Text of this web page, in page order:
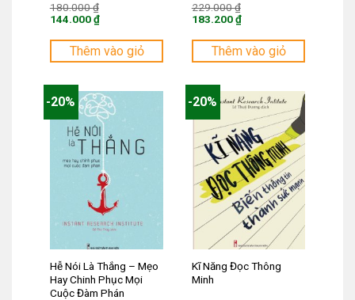
180.000₫
180.000 ₫.
144.000₫
hiện
là:
Thêm vào giỏ
229.000₫
229.000 ₫.
183.200₫
hiện
là:
Thêm vào giỏ
-20%
Hễ Nói Là Thắng – Mẹo
Hay Chinh Phục Mọi
Cuộc Đàm Phán
-20%
Kĩ Năng Đọc Thông
Minh